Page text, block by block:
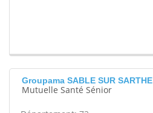
Groupama SABLE SUR SARTHE
Mutuelle Santé Sénior